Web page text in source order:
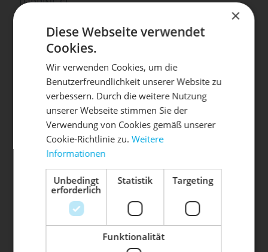
TURBINE SL
WILIER TRIESTINA
VERTICALE SLR
ab 9.700,00 € *
X
DIE SONNE LACHT, DEIN
RAD ERWACHT
Mach dein Bike frühlingsfit - gönn
ihm den Service, den es verdient!
Dein Bike braucht Service, Wartung
oder ein Update?
Buche dir jetzt deinen Termin.
×
Diese Webseite verwendet
Cookies.
Wir verwenden Cookies, um die
Benutzerfreundlichkeit unserer Website zu
verbessern. Durch die weitere Nutzung
unserer Webseite stimmen Sie der
Verwendung von Cookies gemäß unserer
Cookie-Richtlinie zu.Weitere
Informationen
Unbedingt
erforderlich
Statistik Targeting
Funktionalität